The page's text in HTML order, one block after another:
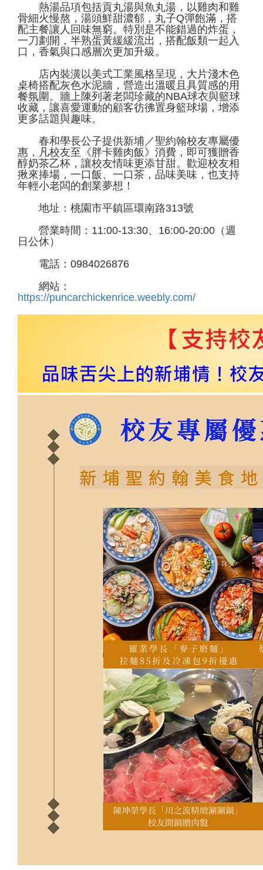
熱湯品項包括貢丸湯與魚丸湯，以雞肉和雞
骨細火慢熬，湯頭鮮甜濃郁，丸子Q彈飽滿，搭
配主餐讓人回味無窮。特別是不能錯過的炸蛋，
一刀劃開，半熟蛋黃緩緩流出，搭配飯類一起入
口，香氣與口感層次更加升級。
店內裝潢以美式工業風格呈現，大片淺木色
桌椅搭配灰色水泥牆，營造出溫暖且具質感的用
餐氛圍。牆上陳列著老闆珍藏的NBA球衣與籃球
收藏，讓喜愛運動的顧客彷彿置身籃球場，增添
更多話題與趣味。
春和學長公子提供新埔／聖約翰校友專屬優
惠，凡校友至《胖卡雞肉飯》消費，即可獲贈香
醇奶茶乙杯，讓校友情味更添甘甜。歡迎校友相
揪來捧場，一口飯、一口茶，品味美味，也支持
年輕小老闆的創業夢想！
地址：桃園市平鎮區環南路313號
營業時間：11:00-13:30、16:00-20:00（週
日公休）
電話：0984026876
網站：
https://puncarchickenrice.weebly.com/